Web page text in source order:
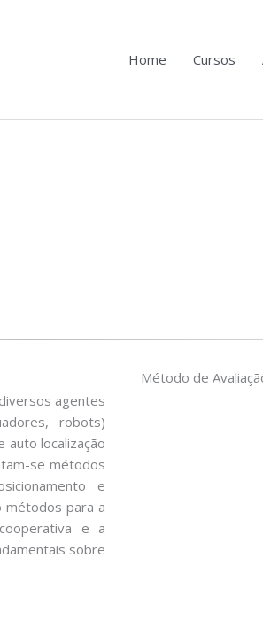
Home Cursos
agentes
robots)
localização
se métodos
e
métodos para a
e a
sobre
Método de